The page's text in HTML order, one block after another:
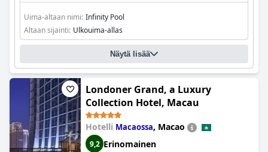
Uima-altaan nimi: Infinity Pool
Altaan sijainti: Ulkouima-allas
Näytä lisää
Londoner Grand, a Luxury
Collection Hotel, Macau
Hotelli Macaossa, Macao
9,2 Erinomainen